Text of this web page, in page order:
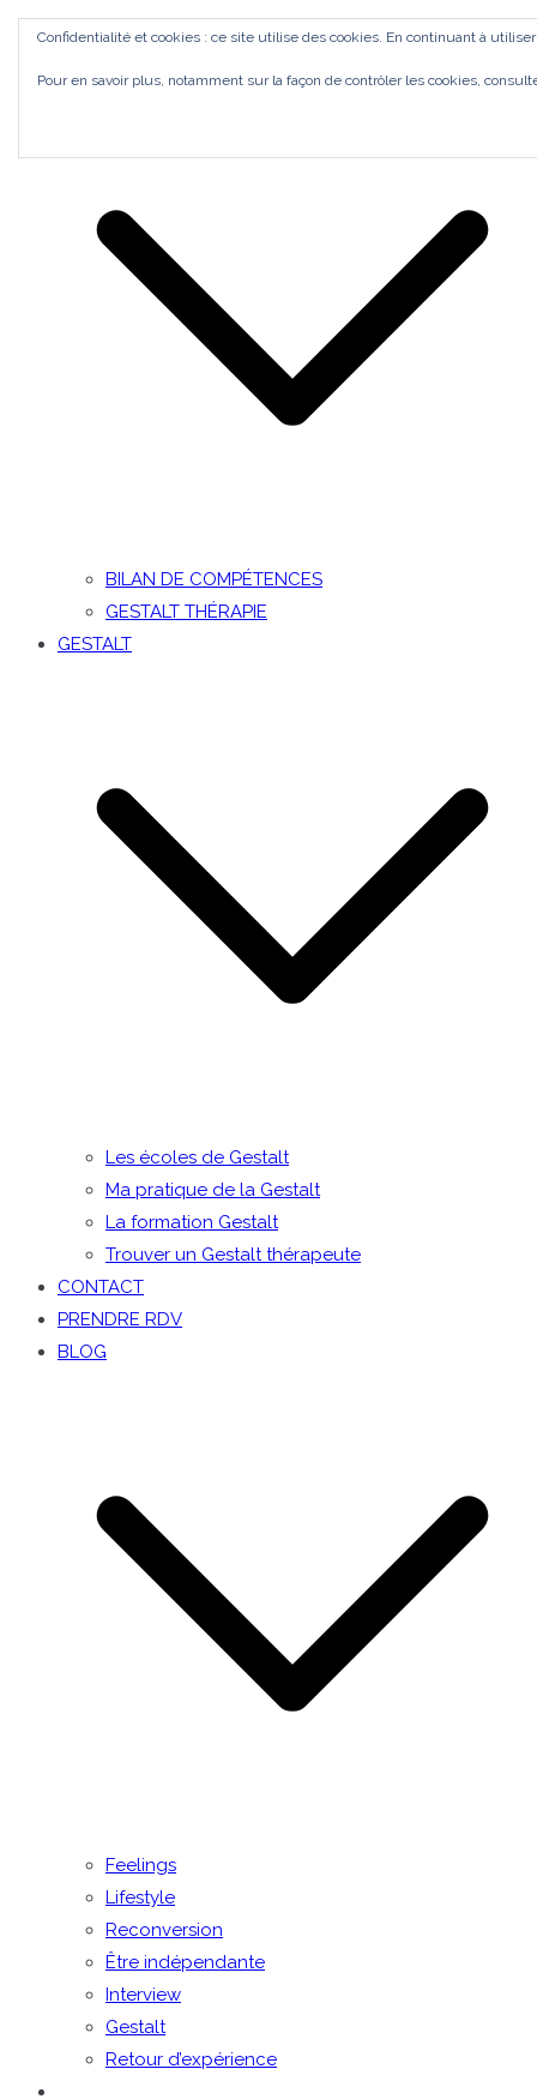
Aller
SI J'OSAIS
Bilan de Compétences Gestalt Rezé
ACCUEIL
BILAN DE COMPÉTENCES
GESTALT THÉRAPIE
GESTALT
Les écoles de Gestalt
Ma pratique de la Gestalt
La formation Gestalt
Trouver un Gestalt thérapeute
CONTACT
PRENDRE RDV
BLOG
Feelings
Lifestyle
Reconversion
Être indépendante
Interview
Gestalt
Retour d’expérience
Confidentialité et cookies : ce site utilise des cookies. En continuant à
Pour en savoir plus, notamment sur la façon de contrôler les cookies,